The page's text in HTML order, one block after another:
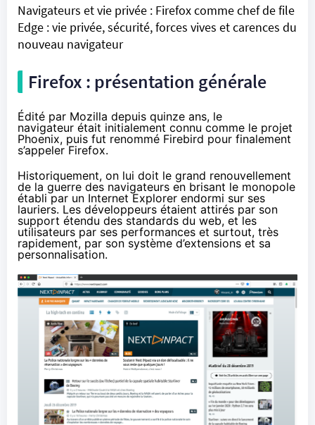
Navigateurs et vie privée : Firefox comme chef de file
Edge : vie privée, sécurité, forces vives et carences du
nouveau navigateur
Firefox : présentation générale
Édité par Mozilla depuis quinze ans, le
navigateur était initialement connu comme le projet
Phoenix, puis fut renommé Firebird pour finalement
s’appeler Firefox.
Historiquement, on lui doit le grand renouvellement
de la guerre des navigateurs en brisant le monopole
établi par un Internet Explorer endormi sur ses
lauriers. Les développeurs étaient attirés par son
support étendu des standards du web, et les
utilisateurs par ses performances et surtout, très
rapidement, par son système d’extensions et sa
personnalisation.